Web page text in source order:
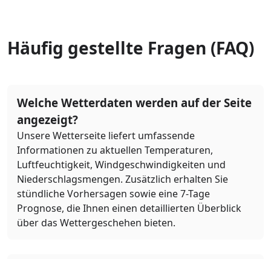
Häufig gestellte Fragen (FAQ)
Welche Wetterdaten werden auf der Seite
angezeigt?
Unsere Wetterseite liefert umfassende
Informationen zu aktuellen Temperaturen,
Luftfeuchtigkeit, Windgeschwindigkeiten und
Niederschlagsmengen. Zusätzlich erhalten Sie
stündliche Vorhersagen sowie eine 7-Tage
Prognose, die Ihnen einen detaillierten Überblick
über das Wettergeschehen bieten.